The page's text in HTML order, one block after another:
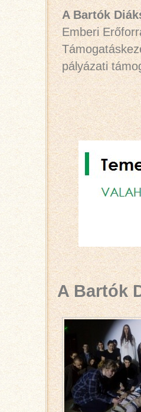
A Bartók
Emberi
pályázati
A Bartók